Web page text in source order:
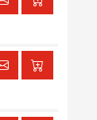
lokalizacji